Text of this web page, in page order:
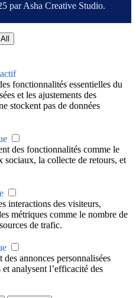
par Asha Creative Studio.
fonctionnalités essentielles du
et les ajustements des
stockent pas de données
des fonctionnalités comme le
sociaux, la collecte de retours, et
interactions des visiteurs,
métriques comme le nombre de
de trafic.
annonces personnalisées
analysent l’efficacité des